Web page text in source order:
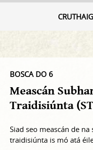
BOSCA DO 6
Meascán
Traidisiúnta
Siad seo meascán de
traidisiúnta is mó atá